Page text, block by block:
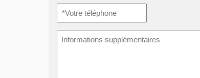
téléphone*
supplémentaires